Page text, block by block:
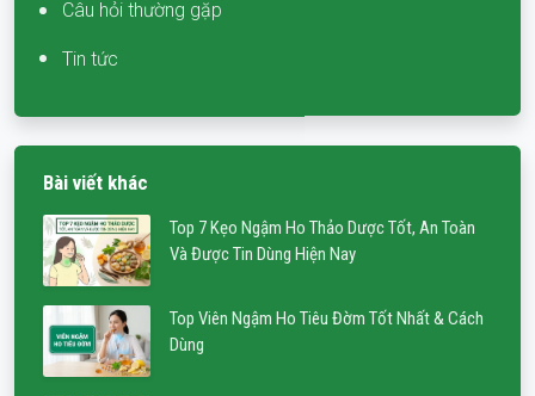
Câu hỏi thường gặp
Tin tức
Bài viết khác
Top 7 Kẹo Ngậm Ho Thảo Dược Tốt, An Toàn
Và Được Tin Dùng Hiện Nay
Top Viên Ngậm Ho Tiêu Đờm Tốt Nhất & Cách
Dùng